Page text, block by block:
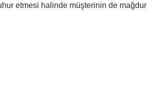
etmesi halinde müşterinin de mağdur